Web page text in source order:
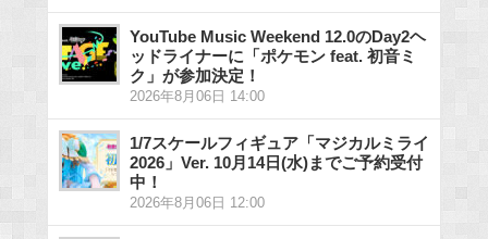
YouTube Music Weekend 12.0のDay2ヘ
ッドライナーに「ポケモン feat. 初音ミ
ク」が参加決定！
2026年8月06日 14:00
1/7スケールフィギュア「マジカルミライ
2026」Ver. 10月14日(水)までご予約受付
中！
2026年8月06日 12:00